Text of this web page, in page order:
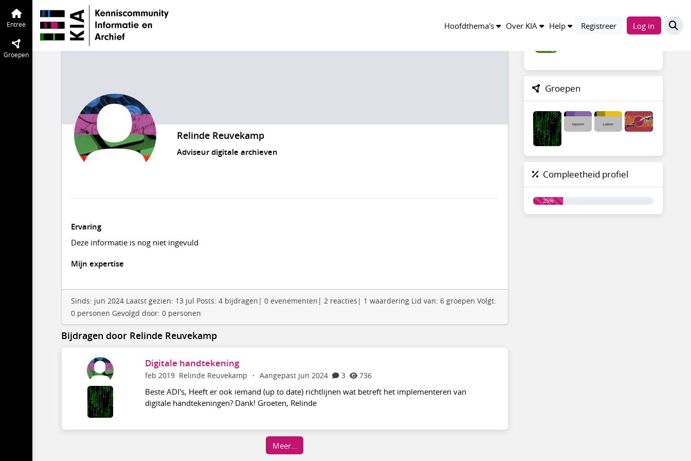
Hoofdthema's Over KIA Help Registreer Log in
Entree
Groepen
Relinde Reuvekamp
Adviseur digitale archieven
Ervaring
Deze informatie is nog niet ingevuld
Mijn expertise
Sinds: jun 2024 Laatst gezien: 13 jul Posts: 4 bijdragen| 0 evenementen| 2 reacties| 1 waardering Lid van: 6 groepen Volgt:
0 personen Gevolgd door: 0 personen
Bijdragen door Relinde Reuvekamp
Digitale handtekening
feb 2019 Relinde Reuvekamp · Aangepast jun 2024 3 736
Beste ADI's, Heeft er ook iemand (up to date) richtlijnen wat betreft het implementeren van
digitale handtekeningen? Dank! Groeten, Relinde
Meer…
Groepen
Compleetheid profiel
25%